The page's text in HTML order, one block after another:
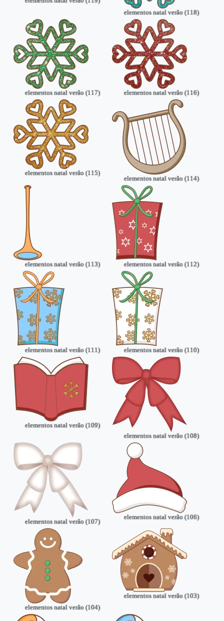
elementos natal verão (118)
elementos natal verão (117) elementos natal verão (116)
elementos natal verão (115)
elementos natal verão (114)
elementos natal verão (113) elementos natal verão (112)
elementos natal verão (111) elementos natal verão (110)
elementos natal verão (109)
elementos natal verão (108)
elementos natal verão (107)
elementos natal verão (106)
elementos natal verão (104)
elementos natal verão (103)